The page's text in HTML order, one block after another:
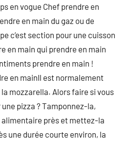
en vogue Chef prendre en
en main du gaz ou de
c’est section pour une cuisson
en main qui prendre en main
prendre en main !
en mainIl est normalement
mozzarella. Alors faire si vous
pizza ? Tamponnez-la,
près et mettez-la
une durée courte environ, la